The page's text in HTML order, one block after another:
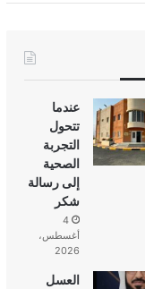
عندما
تتحول
التجربة
الصحية
إلى رسالة
شكر
4
أغسطس،
2026
العسل